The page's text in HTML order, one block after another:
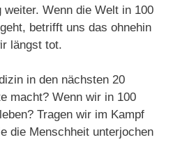
Wenn die Welt in 100
betrifft uns das ohnehin
längst tot.
in den nächsten 20
macht? Wenn wir in 100
Tragen wir im Kampf
die Menschheit unterjochen